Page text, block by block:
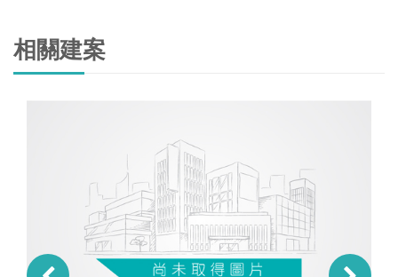
相關建案